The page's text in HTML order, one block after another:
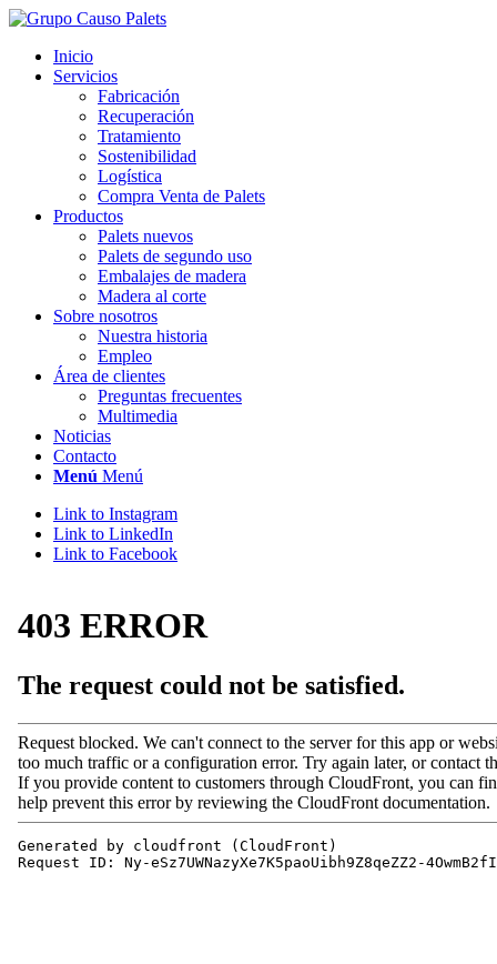
Inicio
Servicios
Fabricación
Recuperación
Tratamiento
Sostenibilidad
Logística
Compra Venta de Palets
Productos
Palets nuevos
Palets de segundo uso
Embalajes de madera
Madera al corte
Sobre nosotros
Nuestra historia
Empleo
Área de clientes
Preguntas frecuentes
Multimedia
Noticias
Contacto
Menú Menú
Link to Instagram
Link to LinkedIn
Link to Facebook